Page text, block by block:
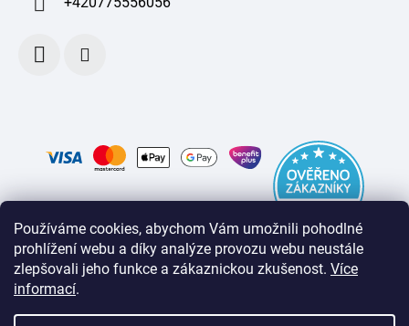
Používáme cookies, abychom Vám umožnili pohodlné
prohlížení webu a díky analýze provozu webu neustále
zlepšovali jeho funkce a zákaznickou zkušenost. Více
informací.